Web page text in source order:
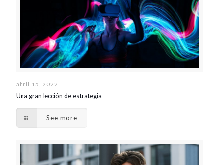
abril 15, 2022
Una gran lección de estrategia
See more